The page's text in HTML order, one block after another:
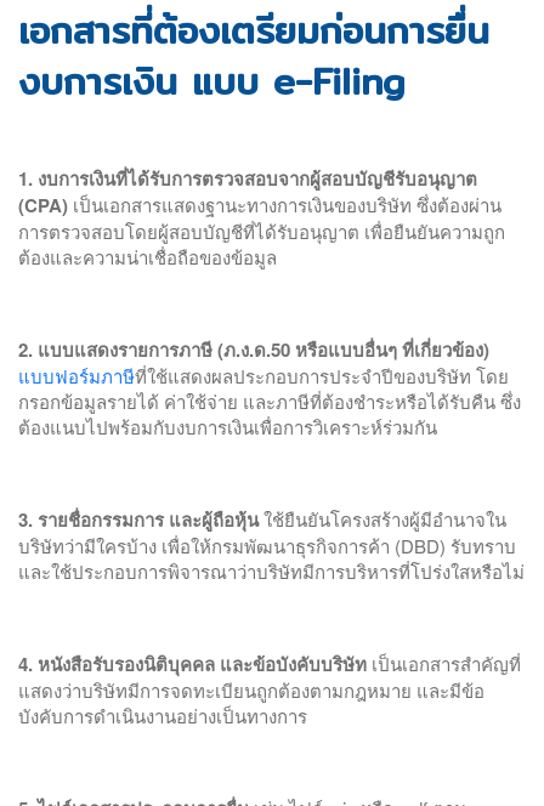
เอกสารที่ต้องเตรียมก่อนการยื่น
งบการเงิน แบบ e-Filing
1. งบการเงินที่ได้รับการตรวจสอบจากผู้สอบบัญชีรับอนุญาต
(CPA) เป็นเอกสารแสดงฐานะทางการเงินของบริษัท ซึ่งต้องผ่าน
การตรวจสอบโดยผู้สอบบัญชีที่ได้รับอนุญาต เพื่อยืนยันความถูก
ต้องและความน่าเชื่อถือของข้อมูล
2. แบบแสดงรายการภาษี (ภ.ง.ด.50 หรือแบบอื่นๆ ที่เกี่ยวข้อง)
แบบฟอร์มภาษีที่ใช้แสดงผลประกอบการประจำปีของบริษัท โดย
กรอกข้อมูลรายได้ ค่าใช้จ่าย และภาษีที่ต้องชำระหรือได้รับคืน ซึ่ง
ต้องแนบไปพร้อมกับงบการเงินเพื่อการวิเคราะห์ร่วมกัน
3. รายชื่อกรรมการ และผู้ถือหุ้นใช้ยืนยันโครงสร้างผู้มีอำนาจใน
บริษัทว่ามีใครบ้าง เพื่อให้กรมพัฒนาธุรกิจการค้า (DBD) รับทราบ
และใช้ประกอบการพิจารณาว่าบริษัทมีการบริหารที่โปร่งใสหรือไม่
4. หนังสือรับรองนิติบุคคล และข้อบังคับบริษัท เป็นเอกสารสำคัญที่
แสดงว่าบริษัทมีการจดทะเบียนถูกต้องตามกฎหมาย และมีข้อ
บังคับการดำเนินงานอย่างเป็นทางการ